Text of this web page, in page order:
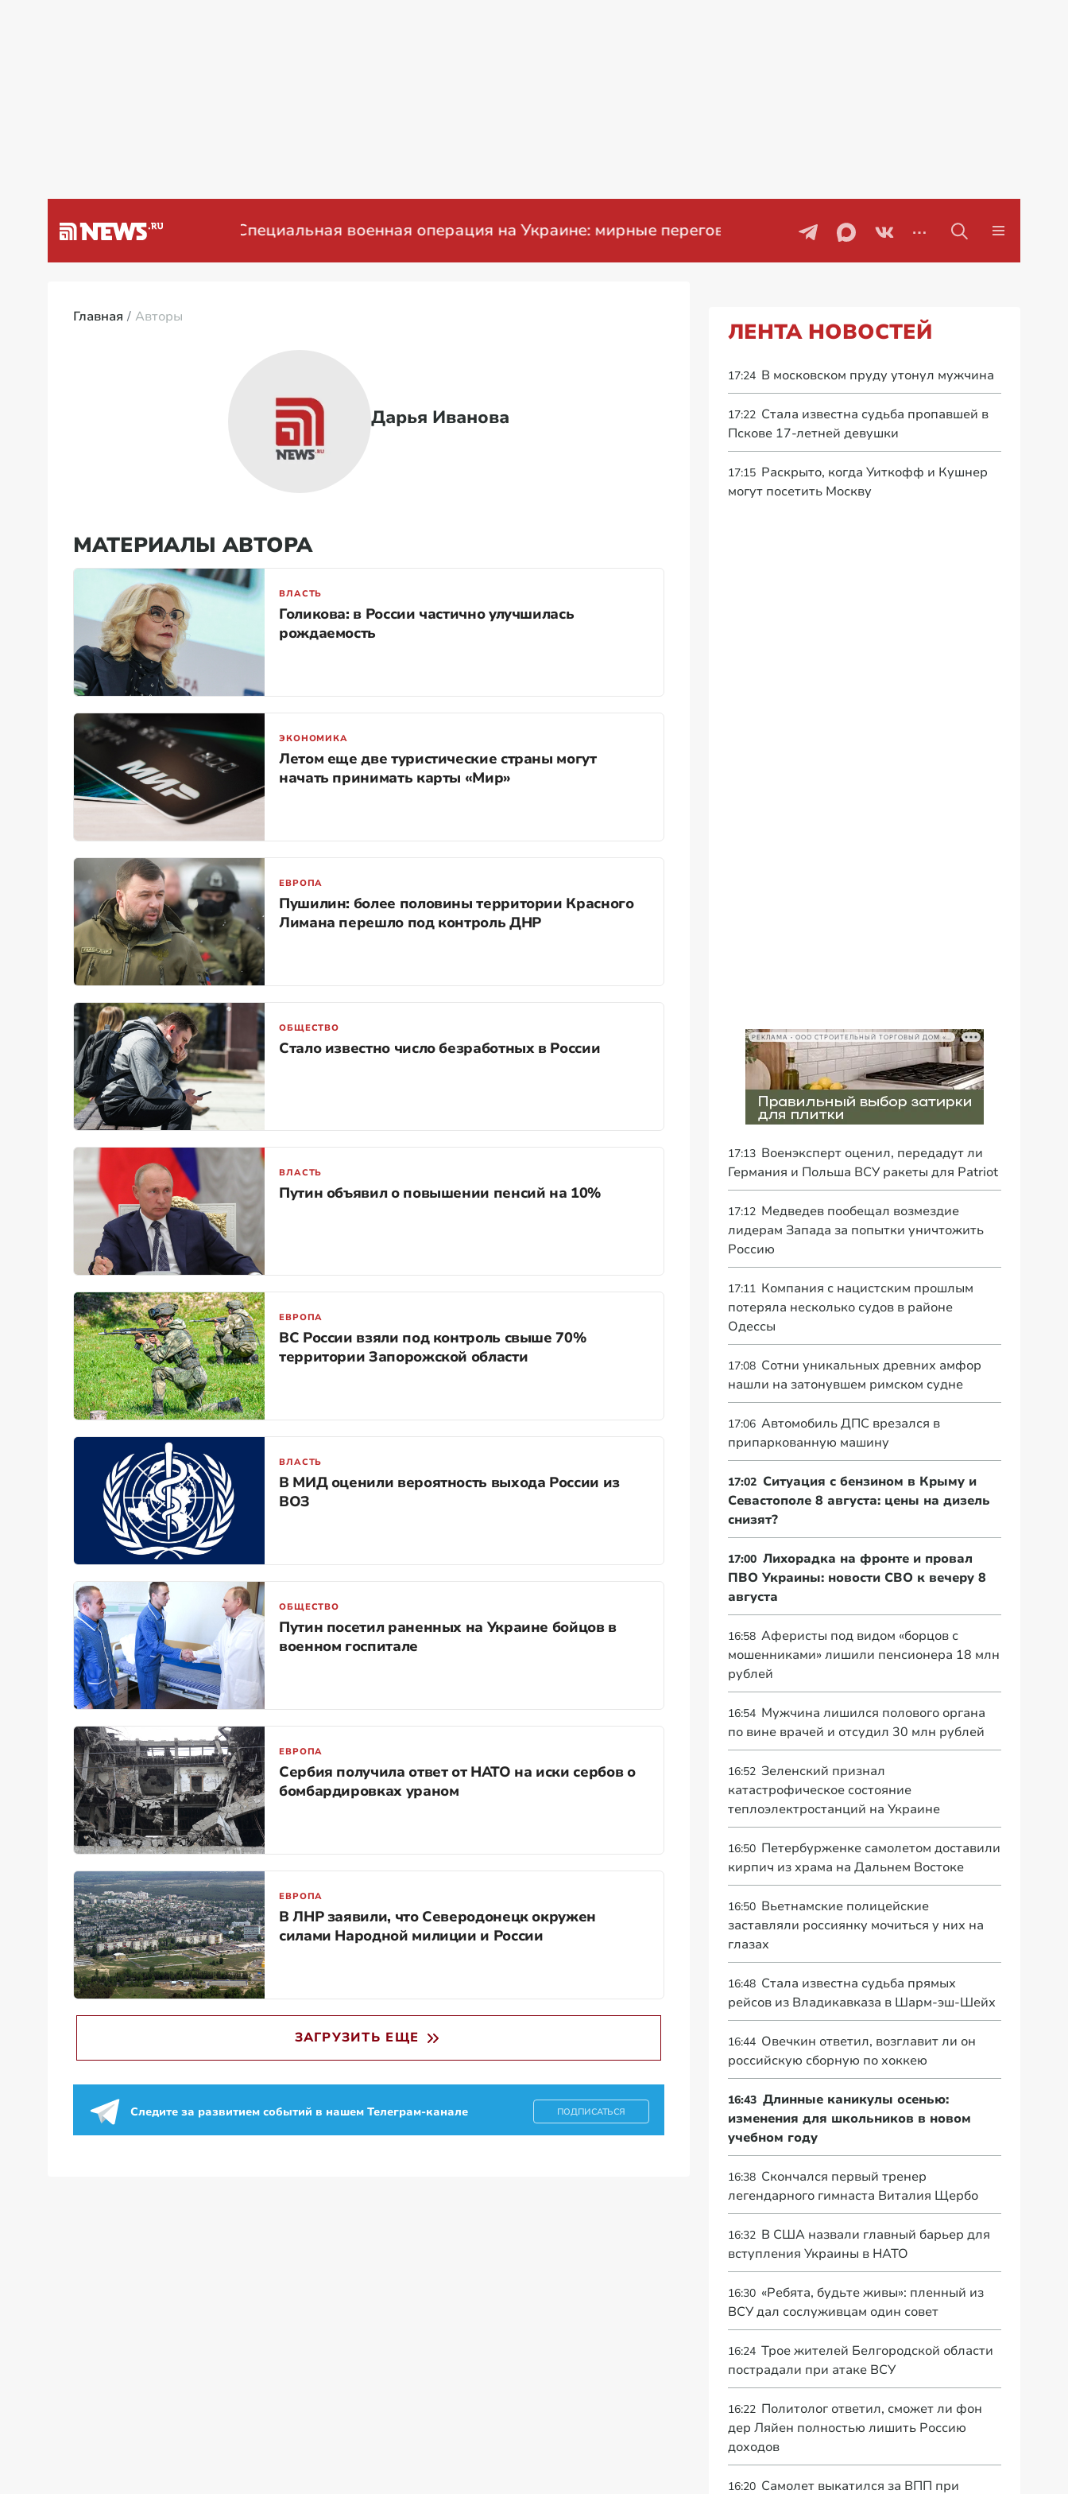
Специальная военная операция на Украине: мирные переговоры Проблемы с бензином в
Главная Авторы
Дарья Иванова
МАТЕРИАЛЫ АВТОРА
ВЛАСТЬ
Голикова: в России частично улучшилась
рождаемость
ЭКОНОМИКА
Летом еще две туристические страны могут
начать принимать карты «Мир»
ЕВРОПА
Пушилин: более половины территории Красного
Лимана перешло под контроль ДНР
ОБЩЕСТВО
Стало известно число безработных в России
ВЛАСТЬ
Путин объявил о повышении пенсий на 10%
ЕВРОПА
ВС России взяли под контроль свыше 70%
территории Запорожской области
ВЛАСТЬ
В МИД оценили вероятность выхода России из
ВОЗ
ОБЩЕСТВО
Путин посетил раненных на Украине бойцов в
военном госпитале
ЕВРОПА
Сербия получила ответ от НАТО на иски сербов о
бомбардировках ураном
ЕВРОПА
В ЛНР заявили, что Северодонецк окружен
силами Народной милиции и России
ЗАГРУЗИТЬ ЕЩЕ
Следите за развитием событий в нашем Телеграм-канале ПОДПИСАТЬСЯ
ЛЕНТА НОВОСТЕЙ
17:24 В московском пруду утонул мужчина
17:22 Стала известна судьба пропавшей в
Пскове 17-летней девушки
17:15 Раскрыто, когда Уиткофф и Кушнер
могут посетить Москву
17:13 Военэксперт оценил, передадут ли
Германия и Польша ВСУ ракеты для Patriot
17:12 Медведев пообещал возмездие
лидерам Запада за попытки уничтожить
Россию
17:11 Компания с нацистским прошлым
потеряла несколько судов в районе
Одессы
17:08 Сотни уникальных древних амфор
нашли на затонувшем римском судне
17:06 Автомобиль ДПС врезался в
припаркованную машину
17:02 Ситуация с бензином в Крыму и
Севастополе 8 августа: цены на дизель
снизят?
17:00 Лихорадка на фронте и провал
ПВО Украины: новости СВО к вечеру 8
августа
16:58 Аферисты под видом «борцов с
мошенниками» лишили пенсионера 18 млн
рублей
16:54 Мужчина лишился полового органа
по вине врачей и отсудил 30 млн рублей
16:52 Зеленский признал
катастрофическое состояние
теплоэлектростанций на Украине
16:50 Петербурженке самолетом доставили
кирпич из храма на Дальнем Востоке
16:50 Вьетнамские полицейские
заставляли россиянку мочиться у них на
глазах
16:48 Стала известна судьба прямых
рейсов из Владикавказа в Шарм-эш-Шейх
16:44 Овечкин ответил, возглавит ли он
российскую сборную по хоккею
16:43 Длинные каникулы осенью:
изменения для школьников в новом
учебном году
16:38 Скончался первый тренер
легендарного гимнаста Виталия Щербо
16:32 В США назвали главный барьер для
вступления Украины в НАТО
16:30 «Ребята, будьте живы»: пленный из
ВСУ дал сослуживцам один совет
16:24 Трое жителей Белгородской области
пострадали при атаке ВСУ
16:22 Политолог ответил, сможет ли фон
дер Ляйен полностью лишить Россию
доходов
16:20 Самолет выкатился за ВПП при